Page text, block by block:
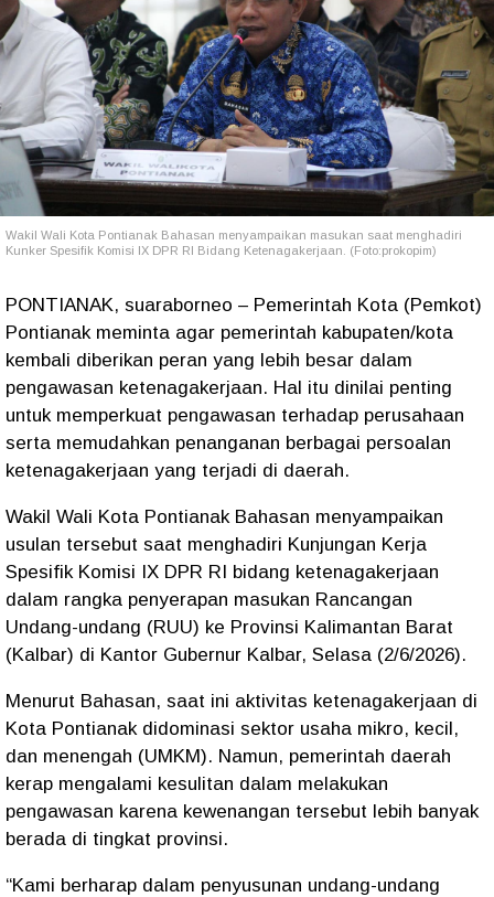
Wakil Wali Kota Pontianak Bahasan menyampaikan masukan saat menghadiri
Kunker Spesifik Komisi IX DPR RI Bidang Ketenagakerjaan. (Foto:prokopim)
PONTIANAK, suaraborneo – Pemerintah Kota (Pemkot)
Pontianak meminta agar pemerintah kabupaten/kota
kembali diberikan peran yang lebih besar dalam
pengawasan ketenagakerjaan. Hal itu dinilai penting
untuk memperkuat pengawasan terhadap perusahaan
serta memudahkan penanganan berbagai persoalan
ketenagakerjaan yang terjadi di daerah.
Wakil Wali Kota Pontianak Bahasan menyampaikan
usulan tersebut saat menghadiri Kunjungan Kerja
Spesifik Komisi IX DPR RI bidang ketenagakerjaan
dalam rangka penyerapan masukan Rancangan
Undang-undang (RUU) ke Provinsi Kalimantan Barat
(Kalbar) di Kantor Gubernur Kalbar, Selasa (2/6/2026).
Menurut Bahasan, saat ini aktivitas ketenagakerjaan di
Kota Pontianak didominasi sektor usaha mikro, kecil,
dan menengah (UMKM). Namun, pemerintah daerah
kerap mengalami kesulitan dalam melakukan
pengawasan karena kewenangan tersebut lebih banyak
berada di tingkat provinsi.
“Kami berharap dalam penyusunan undang-undang